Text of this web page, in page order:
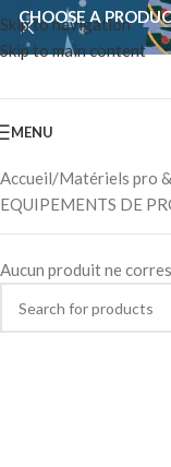
Skip to navigation
Skip to main content
CHOOSE A
MENU
Accueil/Matériels pro
EQUIPEMENTS DE
Aucun produit ne